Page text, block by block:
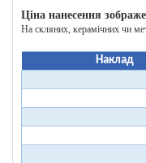
Ціна нанесення
На скляних, керамічних чи
Наклад